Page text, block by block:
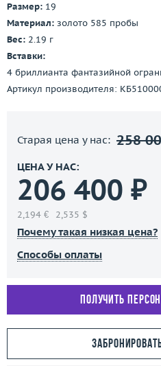
Размер: 19
Материал: золото 585 пробы
Вес: 2.19 г
Вставки:
4 бриллианта фантазийной
Артикул производителя:
Старая цена у нас: 258
ЦЕНА У НАС:
206 400 ₽
2,194 € 2,535 $
Почему такая низкая цена?
Способы оплаты
Получить